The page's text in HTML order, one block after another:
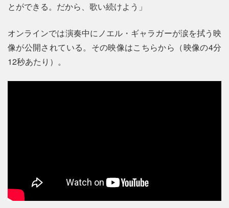
とができる。だから、歌い続けよう」
オンラインでは演奏中にノエル・ギャラガーが涙を拭う映
像が公開されている。その映像はこちらから（映像の4分
12秒あたり）。